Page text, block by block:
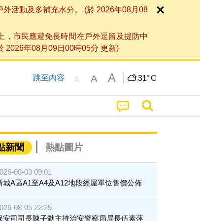
活動及多補充水分。 (於 2026年08月08
市民應避免長時間在戶外逗留及提防中
2026年08月09日00時05分 更新)
跳至內容 A A A 31°C
新聞 熱點圖片
08-03 09:01
城A區A1至A4及A12地段經屋單位售價公佈
08-05 22:25
安司司長陳子勁主持治安警察局局長伍素萍